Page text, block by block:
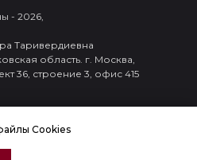
- 2026,
Таривердиевна
область. г. Москва,
36, строение 3, офис 415
Cookies